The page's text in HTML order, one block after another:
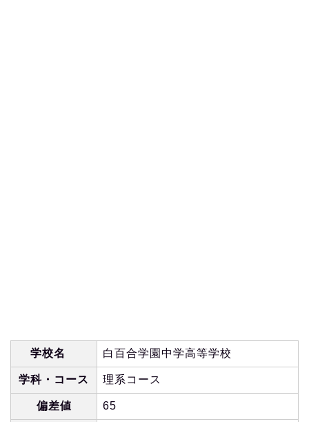
学校名 白百合学園中学高等学校
学科・コース 理系コース
偏差値 65